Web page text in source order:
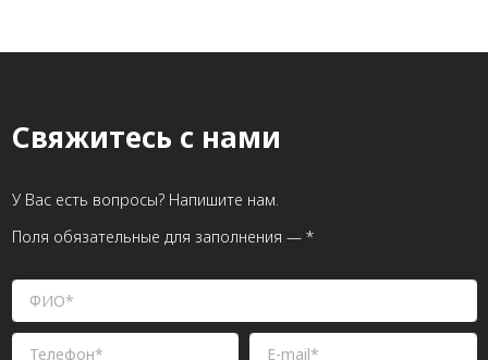
Свяжитесь с нами
У Вас есть вопросы? Напишите нам.
Поля обязательные для заполнения — *